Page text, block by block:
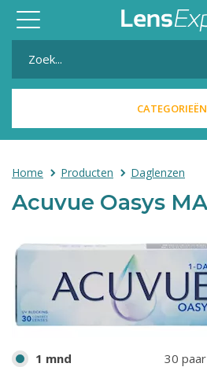
Toggle
navigation
CATEGORIEËN
Home Producten Daglenzen
Acuvue Oasys
1 mnd 30 paar